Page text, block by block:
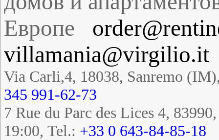
Европе
villamania@virgilio.it
Via Carli,4, 18038, Sanremo
345 991-62-73
7 Rue du Parc des Lices 4,
19:00, Tel.: +33 0 643-84-85-18